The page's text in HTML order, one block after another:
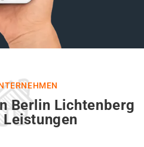
Berlin Lichtenberg
Leistungen